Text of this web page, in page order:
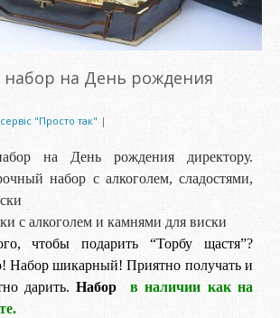
на День рождения
"Просто так" |
на День рождения директору.
набор с алкоголем, сладостями,
с алкоголем и камнями для виски
чтобы подарить “Торбу щастя”?
Набор шикарный! Приятно получать и
дарить.Набор
в наличии как на